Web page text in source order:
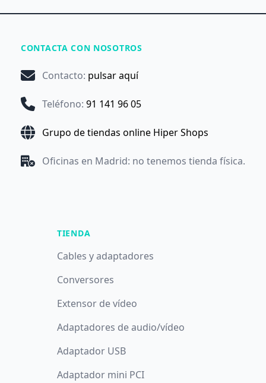
CONTACTA CON NOSOTROS
Contacto: pulsar aquí
Teléfono: 91 141 96 05
Grupo de tiendas online Hiper Shops
Oficinas en Madrid: no tenemos tienda física.
TIENDA
Cables y adaptadores
Conversores
Extensor de vídeo
Adaptadores de audio/vídeo
Adaptador USB
Adaptador mini PCI